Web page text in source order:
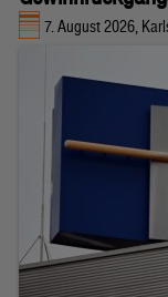
7. August 2026,